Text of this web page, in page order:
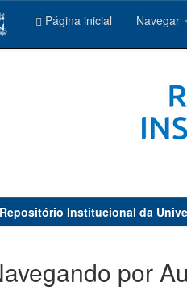
Página inicial Navegar
Repositório Institucional da
por